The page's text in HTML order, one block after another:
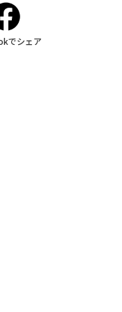
でシェア